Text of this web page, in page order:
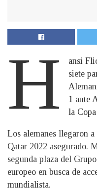
H
ansi
siete
1 ante
la
Los alemanes llegaron
Qatar 2022 asegurado.
segunda plaza del
europeo en busca de
mundialista.